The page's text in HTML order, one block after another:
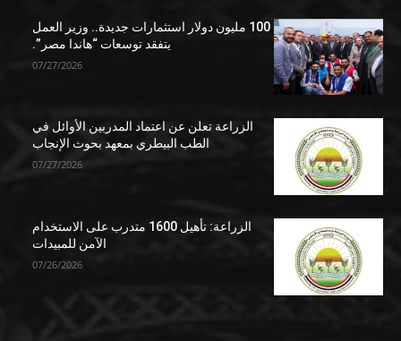
100 مليون دولار استثمارات جديدة.. وزير العمل
يتفقد توسعات “هاندا مصر”.
07/27/2026
الزراعة تعلن عن اعتماد المدربين الأوائل في
الطب البيطري بمعهد بحوث الإنجاب
07/27/2026
الزراعة: تأهيل 1600 متدرب على الاستخدام
الآمن للمبيدات
07/26/2026